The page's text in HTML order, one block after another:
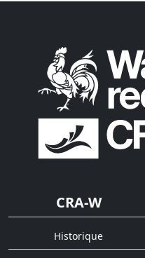
CRA-W
Historique